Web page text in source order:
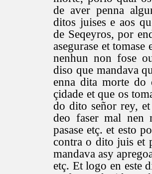
de aver penna
ditos juises e aos
de Seqeyros, por
asegurase et
nenhun non fose
diso que mandava
enna dita morte do
çidade et que os
do dito señor rey,
deo faser mal nen
pasase etç. et esto
contra o dito juis et
mandava asy
etç. Et logo en este